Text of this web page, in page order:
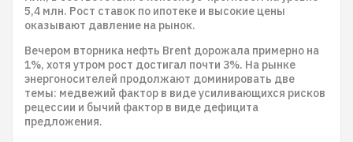
5,4 млн. Рост ставок по ипотеке и высокие цены
оказывают давление на рынок.
Вечером вторника нефть Brent дорожала примерно на
1%, хотя утром рост достигал почти 3%. На рынке
энергоносителей продолжают доминировать две
темы: медвежий фактор в виде усиливающихся рисков
рецессии и бычий фактор в виде дефицита
предложения.